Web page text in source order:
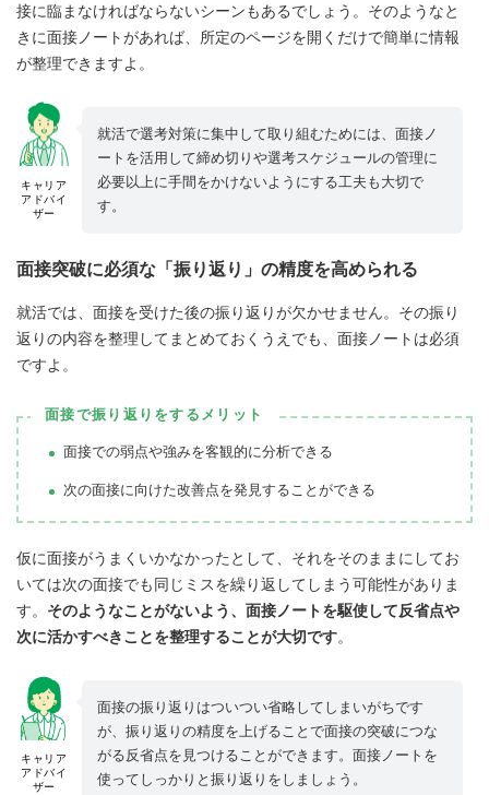
接に臨まなければならないシーンもあるでしょう。そのようなと
きに面接ノートがあれば、所定のページを開くだけで簡単に情報
が整理できますよ。
キャリア
アドバイ
ザー
就活で選考対策に集中して取り組むためには、面接ノ
ートを活用して締め切りや選考スケジュールの管理に
必要以上に手間をかけないようにする工夫も大切で
す。
面接突破に必須な「振り返り」の精度を高められる
就活では、面接を受けた後の振り返りが欠かせません。その振り
返りの内容を整理してまとめておくうえでも、面接ノートは必須
ですよ。
面接で振り返りをするメリット
面接での弱点や強みを客観的に分析できる
次の面接に向けた改善点を発見することができる
仮に面接がうまくいかなかったとして、それをそのままにしてお
いては次の面接でも同じミスを繰り返してしまう可能性がありま
す。 そのようなことがないよう、面接ノートを駆使して反省点や
次に活かすべきことを整理することが大切です。
キャリア
アドバイ
ザー
面接の振り返りはついつい省略してしまいがちです
が、振り返りの精度を上げることで面接の突破につな
がる反省点を見つけることができます。面接ノートを
使ってしっかりと振り返りをしましょう。